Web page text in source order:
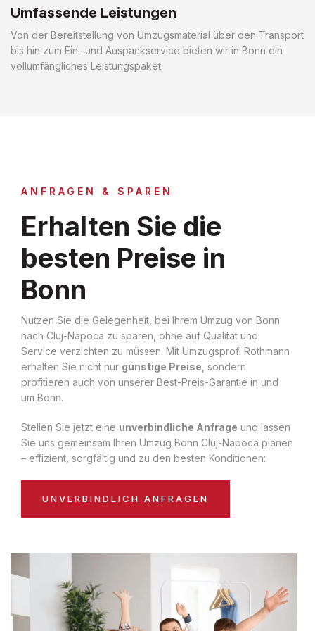
Umfassende Leistungen
Von der Bereitstellung von Umzugsmaterial über den Transport
bis hin zum Ein- und Auspackservice bieten wir in Bonn ein
vollumfängliches Leistungspaket.
ANFRAGEN & SPAREN
Erhalten Sie die
besten Preise in
Bonn
Nutzen Sie die Gelegenheit, bei Ihrem Umzug von Bonn
nach Cluj-Napoca zu sparen, ohne auf Qualität und
Service verzichten zu müssen. Mit Umzugsprofi Rothmann
erhalten Sie nicht nur günstige Preise , sondern
profitieren auch von unserer Best-Preis-Garantie in und
um Bonn.
Stellen Sie jetzt eine unverbindliche Anfrage und lassen
Sie uns gemeinsam Ihren Umzug Bonn Cluj-Napoca planen
– effizient, sorgfältig und zu den besten Konditionen:
UNVERBINDLICH ANFRAGEN